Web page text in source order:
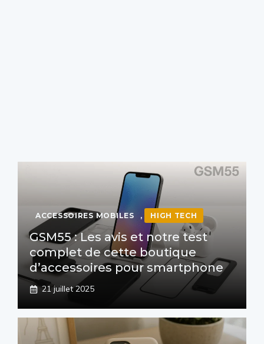
ACCESSOIRES MOBILES , HIGH TECH
GSM55 : Les avis et notre test
complet de cette boutique
d’accessoires pour smartphone
21 juillet 2025